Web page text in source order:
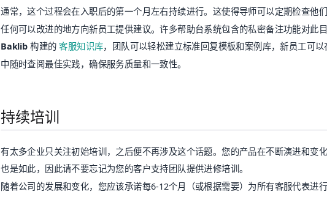
通常，这个过程会在入职后的第一个月左右持续进行。这使得导师可以定期检查他
任何可以改进的地方向新员工提供建议。许多帮助台系统包含的私密备注功能对此
Baklib 构建的客服知识库，团队可以轻松建立标准回复模板和案例库，新员工可以
中随时查阅最佳实践，确保服务质量和一致性。
持续培训
有太多企业只关注初始培训，之后便不再涉及这个话题。您的产品在不断演进和变
也是如此，因此请不要忘记为您的客户支持团队提供进修培训。
随着公司的发展和变化，您应该承诺每6-12个月（或根据需要）为所有客服代表进